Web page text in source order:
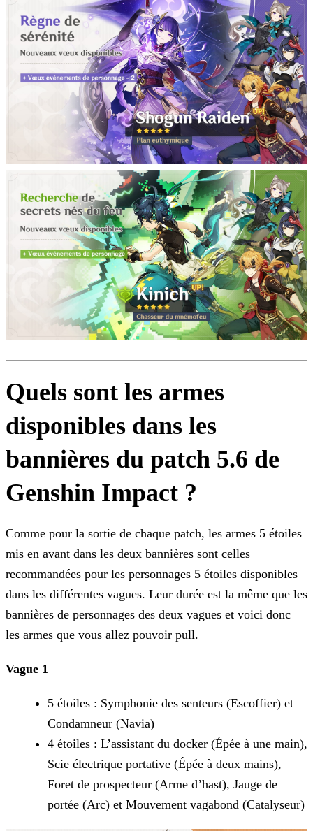
Quels sont les armes
disponibles dans les
bannières du patch 5.6 de
Genshin Impact ?
Comme pour la sortie de chaque patch, les armes 5 étoiles
mis en avant dans les deux bannières sont celles
recommandées pour les personnages 5 étoiles disponibles
dans les différentes vagues. Leur durée est la même que les
bannières de personnages des deux vagues et voici donc
les armes que vous allez pouvoir pull.
Vague 1
5 étoiles : Symphonie des senteurs (Escoffier) et
Condamneur (Navia)
4 étoiles : L’assistant du docker (Épée à une main),
Scie électrique portative (Épée à deux mains),
Foret de prospecteur (Arme d’hast), Jauge de
portée (Arc) et Mouvement vagabond (Catalyseur)